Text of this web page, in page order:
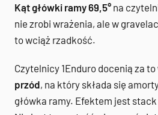
Kąt główki ramy 69,5° na
nie zrobi wrażenia, ale w
to wciąż rzadkość.
Czytelnicy 1Enduro docenią za to
przód, na który składa się
główka ramy. Efektem jest